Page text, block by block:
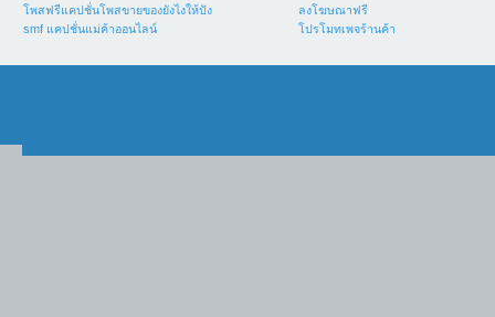
โพสฟรีแคปชั่นโพสขายของยังไงให้ปัง
smf แคปชั่นแม่ค้าออนไลน์
ลงโฆษณาฟรี
โปรโมทเพจร้านค้า